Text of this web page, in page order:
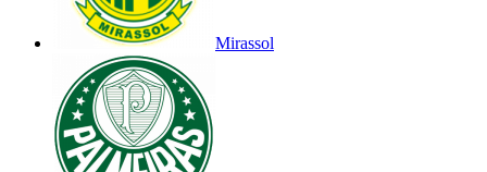
Mirassol